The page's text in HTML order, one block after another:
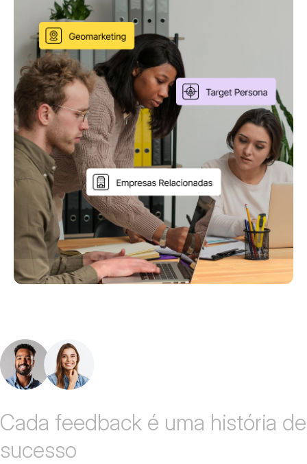
Cada feedback é uma história de
sucesso